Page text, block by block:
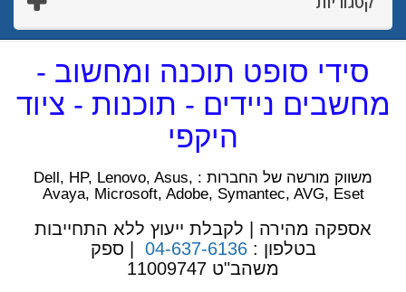
סידי סופט תוכנה ומחשוב -
מחשבים ניידים - תוכנות - ציוד
היקפי
משווק מורשה של החברות : Dell, HP, Lenovo, Asus,
Avaya, Microsoft, Adobe, Symantec, AVG, Eset
אספקה מהירה | לקבלת ייעוץ ללא התחייבות
בטלפון :04-637-6136 | ספק
משהב"ט 11009747